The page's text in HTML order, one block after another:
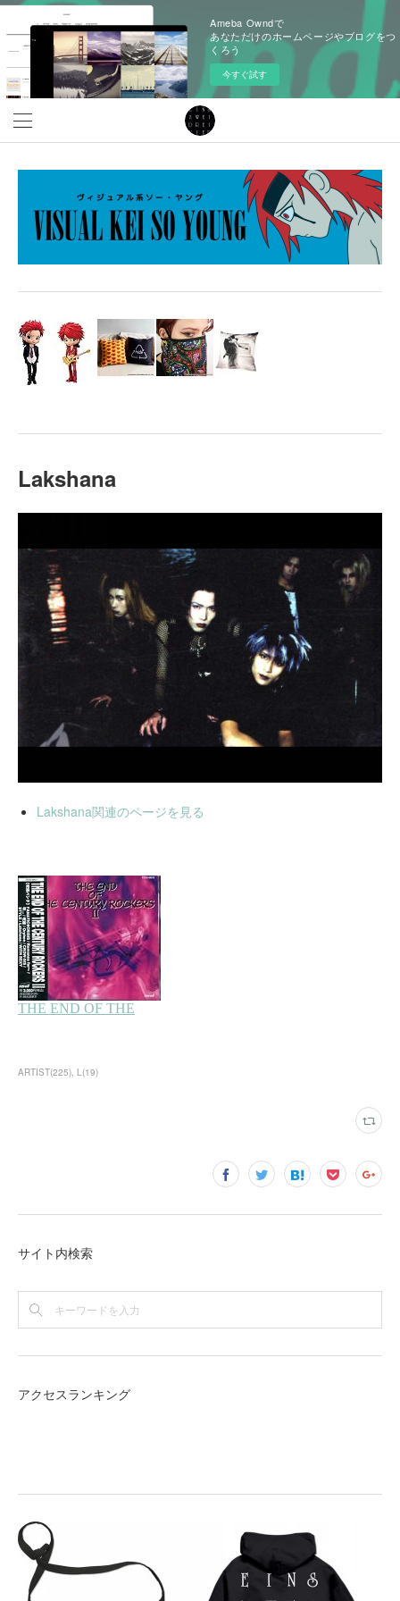
Ameba Owndで
あなただけのホームページやブログをつ
くろう
今すぐ試す
Lakshana
Lakshana関連のページを見る
ARTIST(225) L(19)
サイト内検索
アクセスランキング